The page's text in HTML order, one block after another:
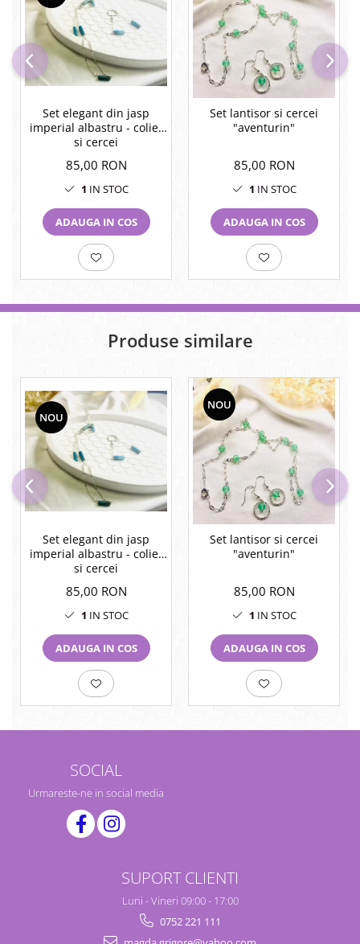
Set elegant din jasp
imperial albastru - colier
si cercei
85,00 RON
1 IN STOC
ADAUGA IN COS
Set lantisor si cercei
"aventurin"
85,00 RON
1 IN STOC
ADAUGA IN COS
Produse similare
NOU
Set elegant din jasp
imperial albastru - colier
si cercei
85,00 RON
1 IN STOC
ADAUGA IN COS
NOU
Set lantisor si cercei
"aventurin"
85,00 RON
1 IN STOC
ADAUGA IN COS
SOCIAL
Urmareste-ne in social media
SUPORT CLIENTI
Luni - Vineri 09:00 - 17:00
0752 221 111